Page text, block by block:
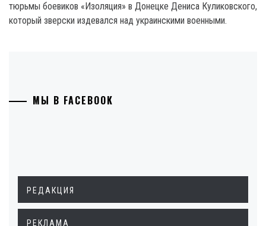
тюрьмы боевиков «Изоляция» в Донецке Дениса Куликовского,
который зверски издевался над украинскими военными.
МЫ В FACEBOOK
РЕДАКЦИЯ
РЕКЛАМА